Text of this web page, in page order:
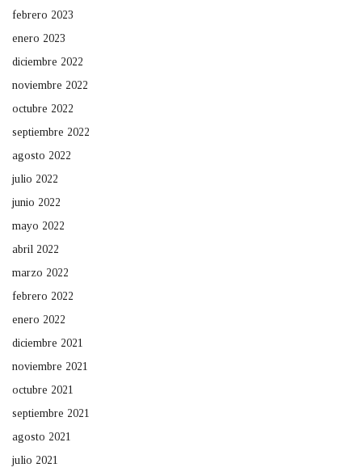
febrero 2023
enero 2023
diciembre 2022
noviembre 2022
octubre 2022
septiembre 2022
agosto 2022
julio 2022
junio 2022
mayo 2022
abril 2022
marzo 2022
febrero 2022
enero 2022
diciembre 2021
noviembre 2021
octubre 2021
septiembre 2021
agosto 2021
julio 2021